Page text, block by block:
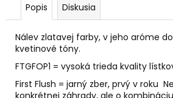
Popis Diskusia
Nálev zlatavej farby, v jeho aróme
kvetinové tóny.
FTGFOP1 = vysoká trieda kvality
First Flush = jarný zber, prvý v roku
konkrétnej záhrady, ale o
ú
č
a
m
e